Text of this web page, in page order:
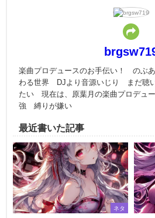
楽曲プロデュースのお手伝い！ のぶ
わる世界 DJより音源いじり まだ聴
たい 現在は、原葉月の楽曲プロデュ
強 縛りが嫌い
最近書いた記事
ネタ